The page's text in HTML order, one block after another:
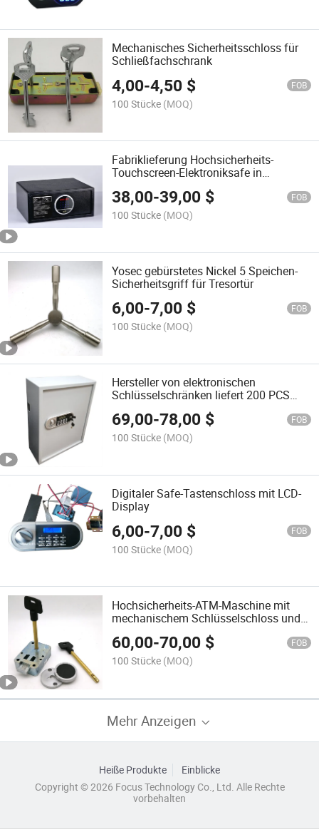
Mechanisches Sicherheitsschloss für
Schließfachschrank
4,00-4,50 $ FOB
100 Stücke (MOQ)
Fabriklieferung Hochsicherheits-
Touchscreen-Elektroniksafe in
38,00-39,00 $ FOB
100 Stücke (MOQ)
Yosec gebürstetes Nickel 5 Speichen-
Sicherheitsgriff für Tresortür
6,00-7,00 $ FOB
100 Stücke (MOQ)
Hersteller von elektronischen
Schlüsselschränken liefert 200 PCS
Schlüsselhaken / -etiketten
69,00-78,00 $ FOB
100 Stücke (MOQ)
Digitaler Safe-Tastenschloss mit LCD-
Display
6,00-7,00 $ FOB
100 Stücke (MOQ)
Hochsicherheits-ATM-Maschine mit
mechanischem Schlüsselschloss und
quadratischem Riegel
60,00-70,00 $ FOB
100 Stücke (MOQ)
Mehr Anzeigen
Heiße Produkte
Einblicke
Copyright © 2026 Focus Technology Co., Ltd. Alle Rechte
vorbehalten